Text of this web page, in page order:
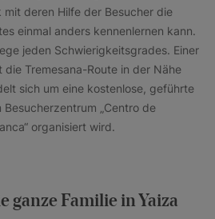
deren Hilfe der Besucher die
einmal anders kennenlernen kann.
jeden Schwierigkeitsgrades. Einer
Tremesana-Route in der Nähe
sich um eine kostenlose, geführte
„Centro de
organisiert wird.
ganze Familie in Yaiza